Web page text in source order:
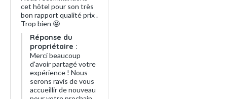
cet hôtel pour son très
bon rapport qualité prix .
Trop bien 🤩
Réponse du
propriétaire :
Merci beaucoup
d'avoir partagé votre
expérience ! Nous
serons ravis de vous
accueillir de nouveau